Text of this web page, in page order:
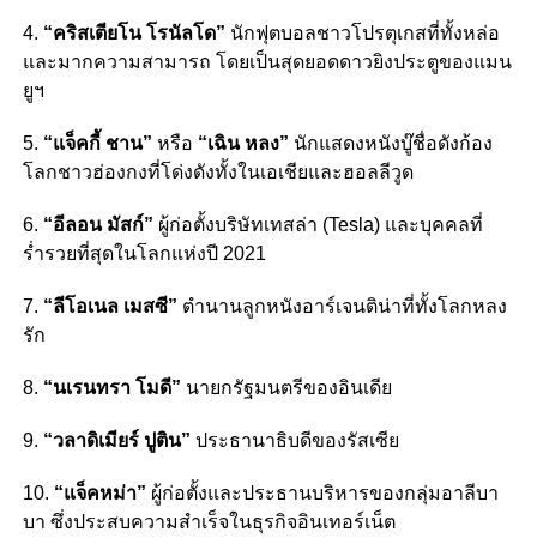
4. “คริสเตียโน โรนัลโด” นักฟุตบอลชาวโปรตุเกสที่ทั้งหล่อ
และมากความสามารถ โดยเป็นสุดยอดดาวยิงประตูของแมน
ยูฯ
5. “แจ็คกี้ ชาน” หรือ “เฉิน หลง” นักแสดงหนังบู๊ชื่อดังก้อง
โลกชาวฮ่องกงที่โด่งดังทั้งในเอเชียและฮอลลีวูด
6. “อีลอน มัสก์” ผู้ก่อตั้งบริษัทเทสล่า (Tesla) และบุคคลที่
ร่ำรวยที่สุดในโลกแห่งปี 2021
7. “ลีโอเนล เมสซี” ตำนานลูกหนังอาร์เจนติน่าที่ทั้งโลกหลง
รัก
8. “นเรนทรา โมดี” นายกรัฐมนตรีของอินเดีย
9. “วลาดิเมียร์ ปูติน” ประธานาธิบดีของรัสเซีย
10. “แจ็คหม่า” ผู้ก่อตั้งและประธานบริหารของกลุ่มอาลีบา
บา ซึ่งประสบความสำเร็จในธุรกิจอินเทอร์เน็ต